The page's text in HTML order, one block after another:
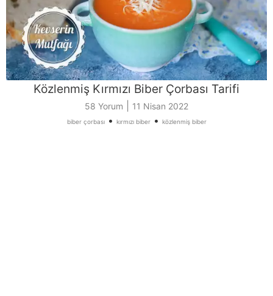
Közlenmiş Kırmızı Biber Çorbası Tarifi
58 Yorum 11 Nisan 2022
biber çorbası• kırmızı biber• közlenmiş biber